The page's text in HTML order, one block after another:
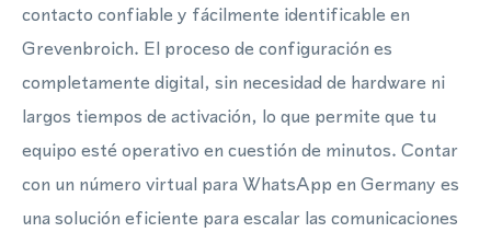
contacto confiable y fácilmente identificable en
Grevenbroich. El proceso de configuración es
completamente digital, sin necesidad de hardware ni
largos tiempos de activación, lo que permite que tu
equipo esté operativo en cuestión de minutos. Contar
con un número virtual para WhatsApp en Germany es
una solución eficiente para escalar las comunicaciones